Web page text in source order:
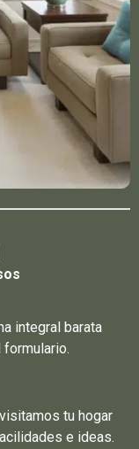
integral barata
tu hogar
e ideas.